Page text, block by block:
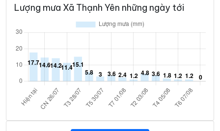
Lượng mưa Xã Thạnh Yên những ngày tới